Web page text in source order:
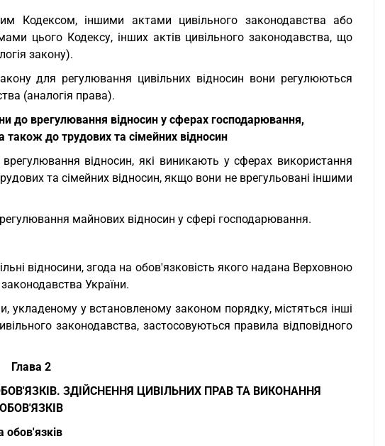
Кодексом, іншими актами цивільного законодавства або
цього Кодексу, інших актів цивільного законодавства, що
закону).
для регулювання цивільних відносин вони регулюються
(аналогія права).
до врегулювання відносин у сферах господарювання,
також до трудових та сімейних відносин
відносин, які виникають у сферах використання
та сімейних відносин, якщо вони не врегульовані іншими
майнових відносин у сфері господарювання.
відносини, згода на обов'язковість якого надана Верховною
України.
укладеному у встановленому законом порядку, містяться інші
законодавства, застосовуються правила відповідного
Глава 2
ЗДІЙСНЕННЯ ЦИВІЛЬНИХ ПРАВ ТА ВИКОНАННЯ
ОБОВ'ЯЗКІВ
обов'язків